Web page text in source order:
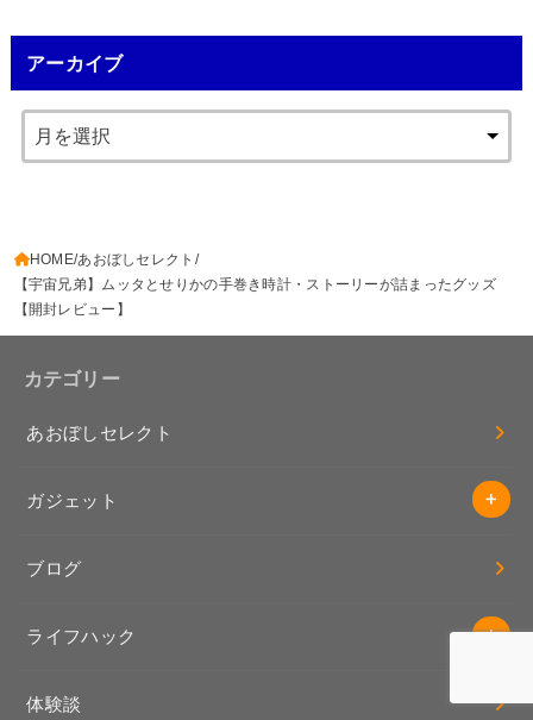
アーカイブ
HOME あおぼしセレクト
【宇宙兄弟】ムッタとせりかの手巻き時計・ストーリーが詰まったグッズ
【開封レビュー】
カテゴリー
あおぼしセレクト
ガジェット
ブログ
ライフハック
体験談